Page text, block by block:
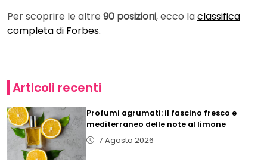
Per scoprire le altre 90 posizioni, ecco laclassifica
completa di Forbes.
Articoli recenti
Profumi agrumati: il fascino fresco e
mediterraneo delle note al limone
7 Agosto 2026